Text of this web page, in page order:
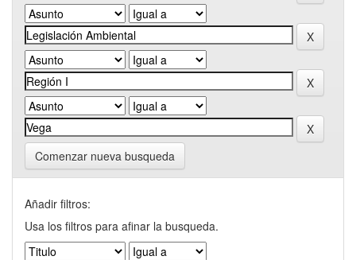
Comenzar nueva busqueda
Añadir filtros:
Usa los filtros para afinar la busqueda.